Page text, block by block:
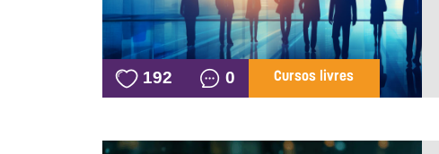
192 0 Cursos livres